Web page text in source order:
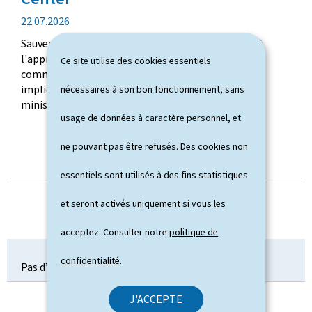
Ce site utilise des cookies essentiels
nécessaires à son bon fonctionnement, sans
usage de données à caractère personnel, et
ne pouvant pas être refusés. Des cookies non
essentiels sont utilisés à des fins statistiques
et seront activés uniquement si vous les
acceptez. Consulter notrepolitique de
confidentialité.
J'ACCEPTE
t
i
o
n
d
a
t
e
d
e
p
i
n
22.07.2026
Sauver les jeunes faons lors de la saison de fauche à
l'approche des machines agricoles est une priorité
commune des agriculteurs, des acteurs bénévoles
impliqués dans les opérations de sauvetage et du
ministère de l'Agriculture, de l'Alimentation et ...
TOUTES LES ACTUALITÉS
Pas d’événement communiqué pour ce jour.
TOUT L'AGENDA